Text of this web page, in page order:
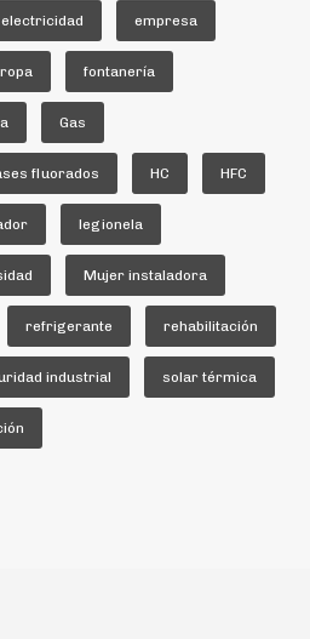
electricidad empresa
fontanería
Gas
fluorados HC HFC
legionela
Mujer instaladora
refrigerante rehabilitación
industrial solar térmica